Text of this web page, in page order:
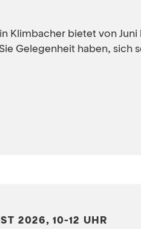
Klimbacher bietet von
Gelegenheit haben, sich
2026, 10-12 UHR